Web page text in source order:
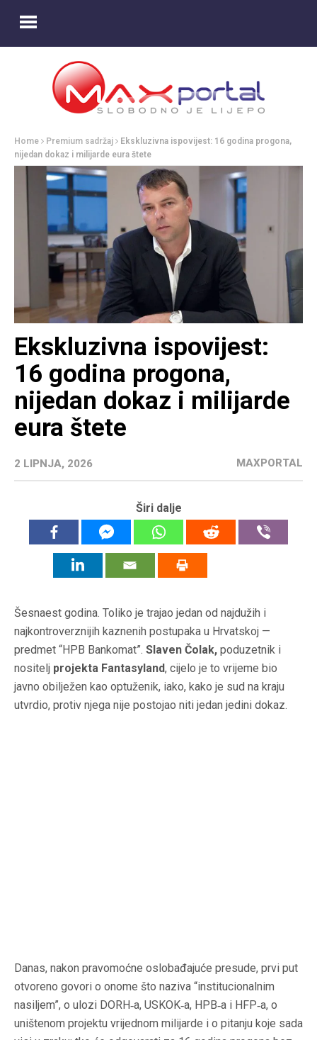
Home Premium sadržaj
Ekskluzivna ispovijest: 16 godina progona,
nijedan dokaz i milijarde eura štete
Ekskluzivna ispovijest:
16 godina progona,
nijedan dokaz i milijarde
eura štete
2 LIPNJA, 2026 MAXPORTAL
Širi dalje
Šesnaest godina. Toliko je trajao jedan od najdužih i
najkontroverznijih kaznenih postupaka u Hrvatskoj —
predmet “HPB Bankomat”. Slaven Čolak, poduzetnik i
nositelj projekta Fantasyland, cijelo je to vrijeme bio
javno obilježen kao optuženik, iako, kako je sud na kraju
utvrdio, protiv njega nije postojao niti jedan jedini dokaz.
Danas, nakon pravomoćne oslobađajuće presude, prvi put
otvoreno govori o onome što naziva “institucionalnim
nasiljem”, o ulozi DORH‑a, USKOK‑a, HPB‑a i HFP‑a, o
uništenom projektu vrijednom milijarde i o pitanju koje sada